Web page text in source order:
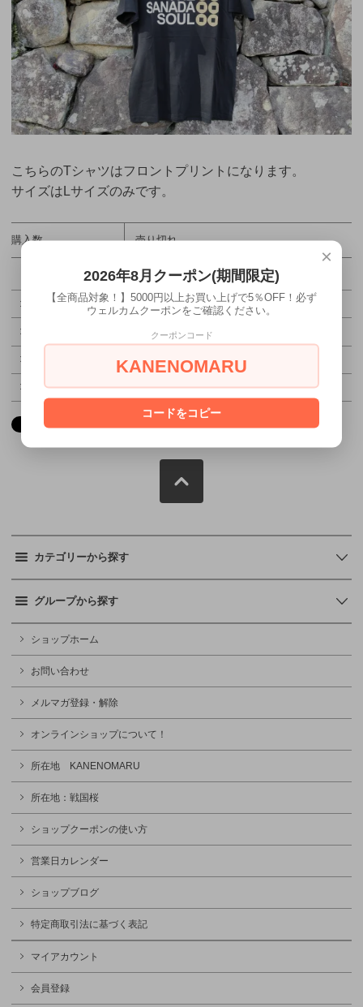
こちらのTシャツはフロントプリントになります。
サイズはLサイズのみです。
購入数 売り切れ
特定商取引法に基づく表記（返品等）
この商品について問い合わせる
買い物を続ける
カテゴリーから探す
グループから探す
ショップホーム
お問い合わせ
メルマガ登録・解除
オンラインショップについて！
所在地 KANENOMARU
所在地：戦国桜
ショップクーポンの使い方
営業日カレンダー
ショップブログ
特定商取引法に基づく表記
マイアカウント
会員登録
×
2026年8月クーポン(期間限定)
【全商品対象！】5000円以上お買い上げで5％OFF！必ず
ウェルカムクーポンをご確認ください。
クーポンコード
KANENOMARU
コードをコピー